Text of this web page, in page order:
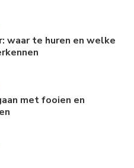
waar te huren en welke
met fooien en